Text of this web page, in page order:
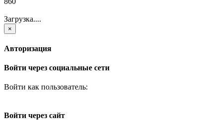
Загрузка....
×
Авторизация
Войти через социальные сети
Войти как пользователь:
Войти через сайт